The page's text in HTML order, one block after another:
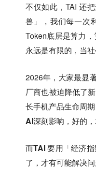
不仅如此，TAI 还
兽」，我们每一次
Token底层是算力
永远是有限的，当
2026年，大家最显
厂商也被迫降低了
长手机产品生命周
AI深刻影响，好的，
而TAI 要用「经济
了，才有可能解决问